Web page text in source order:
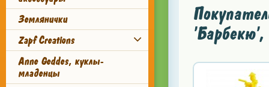
Землянички
Zapf Creations
Anne Geddes, куклы-
младенцы